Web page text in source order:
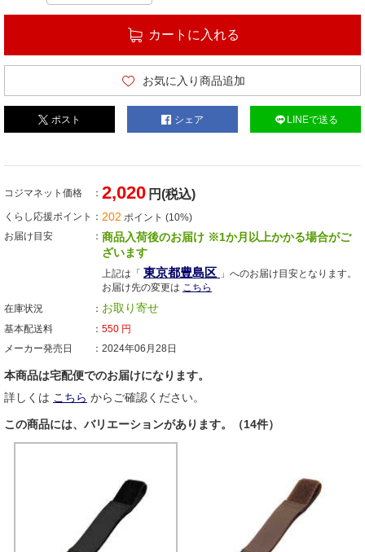
カートに入れる
お気に入り商品追加
ポスト シェア LINEで送る
コジマネット価格 2,020 円(税込)
くらし応援ポイント 202 ポイント (10%)
お届け目安
商品入荷後のお届け ※1か月以上かかる場合がご
ざいます
上記は「 東京都豊島区 」へのお届け目安となります。
お届け先の変更は こちら
在庫状況
お取り寄せ
基本配送料 550 円
メーカー発売日
2024年06月28日
本商品は宅配便でのお届けになります。
詳しくは こちら からご確認ください。
この商品には、バリエーションがあります。（14件）